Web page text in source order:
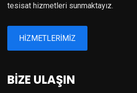
tesisat hizmetleri sunmaktayız.
HİZMETLERİMİZ
BİZE ULAŞIN